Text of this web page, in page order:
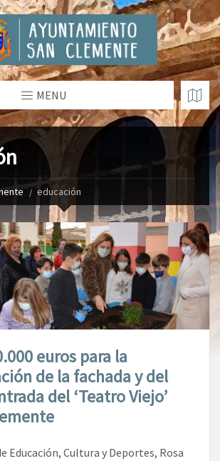
MENU
educación
euros para la
de la fachada y del
del ‘Teatro Viejo’
Educación, Cultura y Deportes, Rosa